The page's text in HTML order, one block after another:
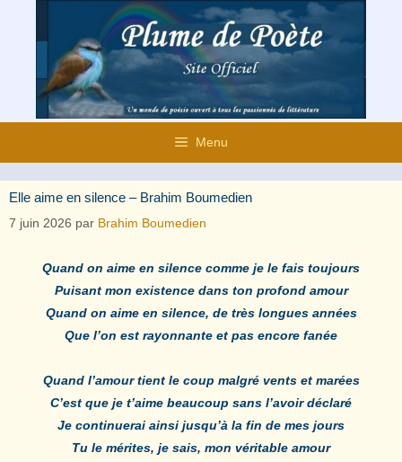
contenu
Menu
Elle aime en silence – Brahim Boumedien
7 juin 2026 par Brahim Boumedien
Quand on aime en silence comme je le fais toujours
Puisant mon existence dans ton profond amour
Quand on aime en silence, de très longues années
Que l’on est rayonnante et pas encore fanée
Quand l’amour tient le coup malgré vents et marées
C’est que je t’aime beaucoup sans l’avoir déclaré
Je continuerai ainsi jusqu’à la fin de mes jours
Tu le mérites, je sais, mon véritable amour